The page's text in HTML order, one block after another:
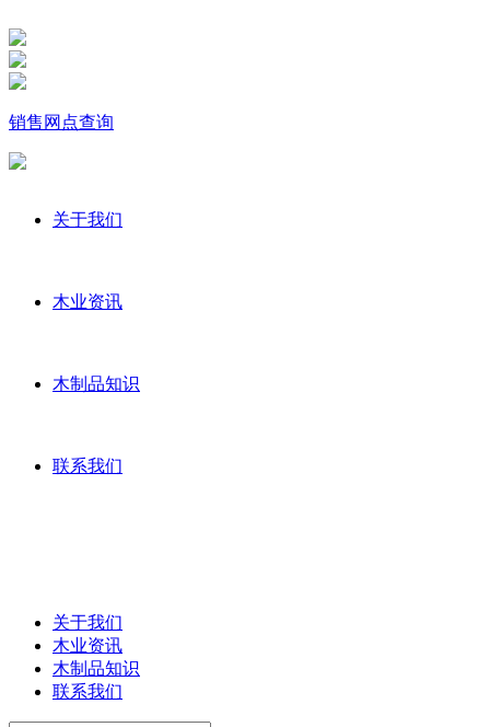
销售网点查询
关于我们
木业资讯
木制品知识
联系我们
关于我们
木业资讯
木制品知识
联系我们